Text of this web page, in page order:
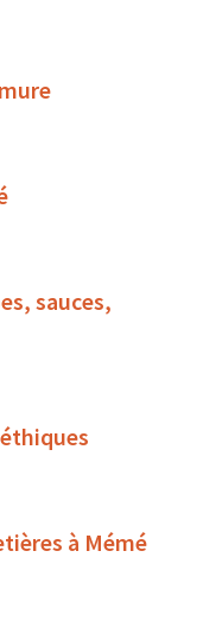
sauces,
à Mémé